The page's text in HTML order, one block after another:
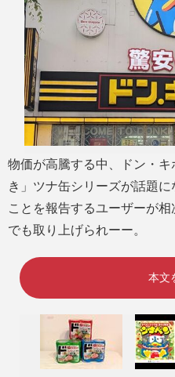
物価が高騰する中、ドン・
き」ツナ缶シリーズが話題
ことを報告するユーザーが
でも取り上げられーー。
本文